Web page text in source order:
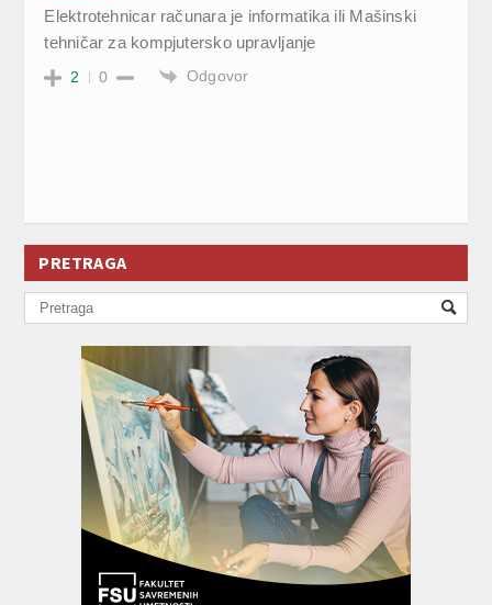
Elektrotehnicar računara je informatika ili Mašinski
tehničar za kompjutersko upravljanje
2 0 Odgovor
PRETRAGA